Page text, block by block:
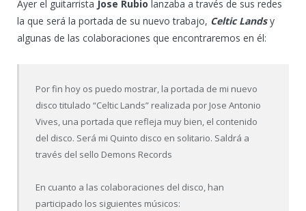
Ayer el guitarrista Jose Rubio lanzaba a través de sus redes
la que será la portada de su nuevo trabajo, Celtic Lands y
algunas de las colaboraciones que encontraremos en él:
Por fin hoy os puedo mostrar, la portada de mi nuevo
disco titulado “Celtic Lands” realizada por Jose Antonio
Vives, una portada que refleja muy bien, el contenido
del disco. Será mi Quinto disco en solitario. Saldrá a
través del sello Demons Records
En cuanto a las colaboraciones del disco, han
participado los siguientes músicos: